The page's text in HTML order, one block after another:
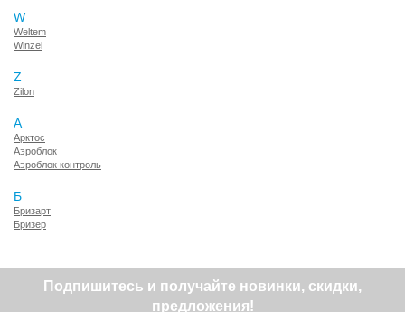
W
Weltem
Winzel
Z
Zilon
А
Арктос
Аэроблок
Аэроблок контроль
Б
Бризарт
Бризер
Подпишитесь и получайте новинки, скидки,
предложения!